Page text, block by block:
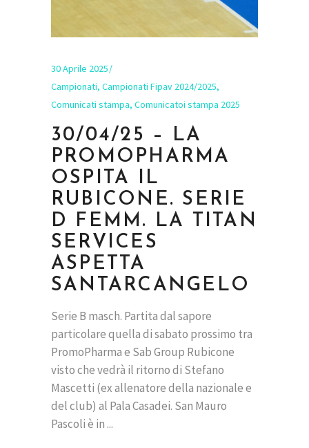
30 Aprile 2025
Campionati, Campionati Fipav 2024/2025,
Comunicati stampa, Comunicatoi stampa 2025
30/04/25 – LA
PROMOPHARMA
OSPITA IL
RUBICONE. SERIE
D FEMM. LA TITAN
SERVICES
ASPETTA
SANTARCANGELO
Serie B masch. Partita dal sapore
particolare quella di sabato prossimo tra
PromoPharma e Sab Group Rubicone
visto che vedrà il ritorno di Stefano
Mascetti (ex allenatore della nazionale e
del club) al Pala Casadei. San Mauro
Pascoli è in